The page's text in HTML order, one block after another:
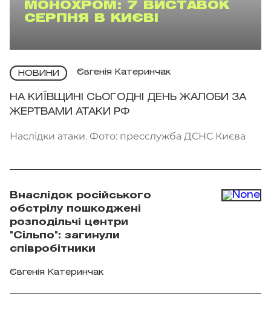
МОНОХРОМ: 7 ВИСТАВОК
СЕРПНЯ В КИЄВІ
НОВИНИ Євгенія Катеринчак
НА КИЇВЩИНІ СЬОГОДНІ ДЕНЬ ЖАЛОБИ ЗА
ЖЕРТВАМИ АТАКИ РФ
Наслідки атаки. Фото: пресслужба ДСНС Києва
Внаслідок російського
обстрілу пошкоджені
розподільчі центри
"Сільпо": загинули
співробітники
Євгенія Катеринчак